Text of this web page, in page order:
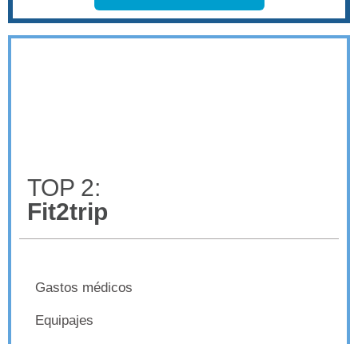
TOP 2:
Fit2trip
Gastos médicos
Equipajes